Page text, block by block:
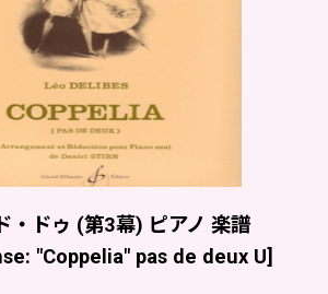
・ドゥ (第3幕) ピアノ 楽譜
"Coppelia" pas de deux U]